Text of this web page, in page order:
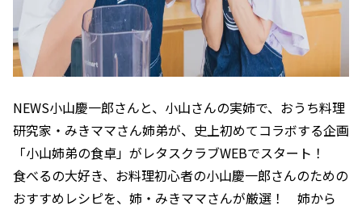
NEWS小山慶一郎さんと、小山さんの実姉で、おうち料理
研究家・みきママさん姉弟が、史上初めてコラボする企画
「小山姉弟の食卓」がレタスクラブWEBでスタート！
食べるの大好き、お料理初心者の小山慶一郎さんのための
おすすめレシピを、姉・みきママさんが厳選！ 姉から